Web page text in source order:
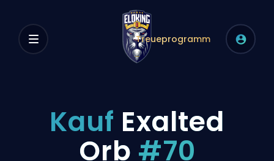
Treueprogramm
Kauf Exalted
Orb #70